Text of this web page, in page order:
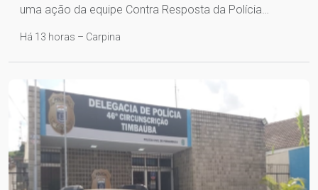
uma ação da equipe Contra Resposta da Polícia…
Há 13 horas – Carpina